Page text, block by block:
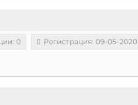
0 Регистрация: 09-05-2020